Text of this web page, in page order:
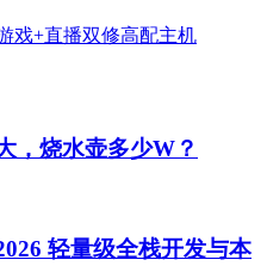
，烧水壶多少W？
轻量级全栈开发与本